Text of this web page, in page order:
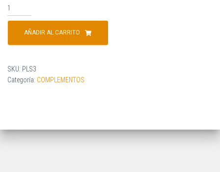
Shisha
Rasta
Selouane
M
cantidad
AÑADIR AL CARRITO
SKU: PLS3
Categoría: COMPLEMENTOS